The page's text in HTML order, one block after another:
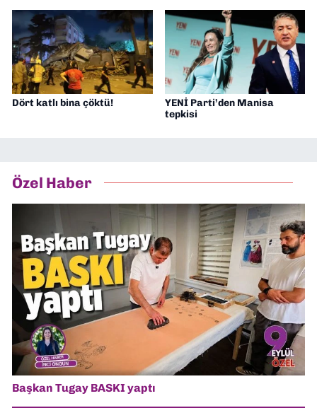
Dört katlı bina çöktü!
YENİ Parti’den Manisa
tepkisi
Özel Haber
Başkan Tugay BASKI yaptı